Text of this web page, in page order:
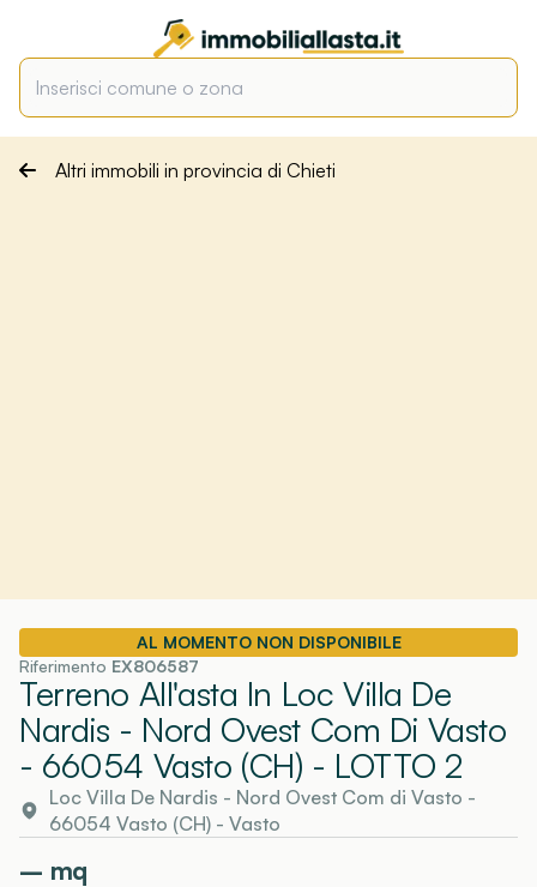
Altri immobili in provincia di Chieti
AL MOMENTO NON DISPONIBILE
Riferimento EX806587
Terreno All'asta In Loc Villa De
Nardis - Nord Ovest Com Di Vasto
- 66054 Vasto (CH) - LOTTO 2
Loc Villa De Nardis - Nord Ovest Com di Vasto -
66054 Vasto (CH)- Vasto
– mq